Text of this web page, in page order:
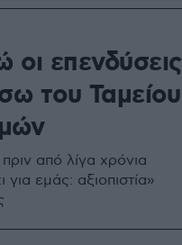
οι επενδύσεις
του Ταμείου
από λίγα χρόνια
εμάς: αξιοπιστία»